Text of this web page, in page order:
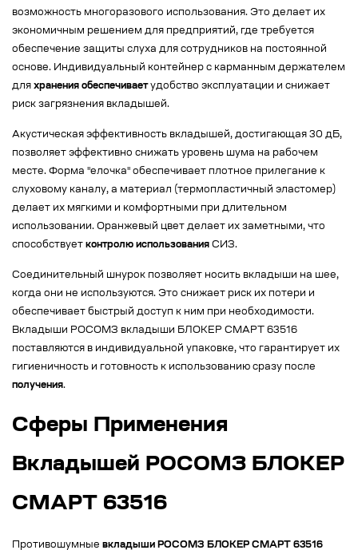
возможность многоразового использования. Это делает их
экономичным решением для предприятий, где требуется
обеспечение защиты слуха для сотрудников на постоянной
основе. Индивидуальный контейнер с карманным держателем
для хранения обеспечиваетудобство эксплуатации и снижает
риск загрязнения вкладышей.
Акустическая эффективность вкладышей, достигающая 30 дБ,
позволяет эффективно снижать уровень шума на рабочем
месте. Форма "елочка" обеспечивает плотное прилегание к
слуховому каналу, а материал (термопластичный эластомер)
делает их мягкими и комфортными при длительном
использовании. Оранжевый цвет делает их заметными, что
способствует контролю использования СИЗ.
Соединительный шнурок позволяет носить вкладыши на шее,
когда они не используются. Это снижает риск их потери и
обеспечивает быстрый доступ к ним при необходимости.
Вкладыши РОСОМЗ вкладыши БЛОКЕР СМАРТ 63516
поставляются в индивидуальной упаковке, что гарантирует их
гигиеничность и готовность к использованию сразу после
получения.
Сферы Применения
Вкладышей РОСОМЗ БЛОКЕР
СМАРТ 63516
Противошумные вкладыши РОСОМЗ БЛОКЕР СМАРТ 63516